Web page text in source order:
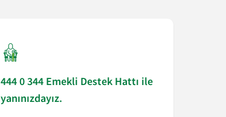
444 0 344 Emekli Destek Hattı ile
yanınızdayız.